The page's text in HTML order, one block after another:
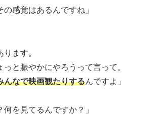
感覚はあるんですね」
ります。
と賑やかにやろうって言って。
んなで映画観たりするんですよ」
を見てるんですか？」